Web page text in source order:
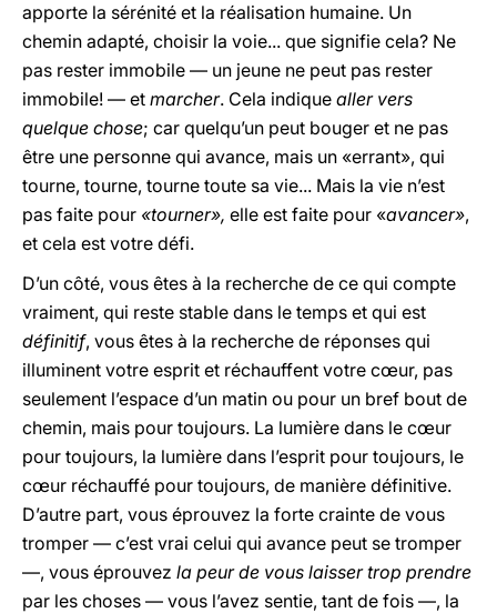
apporte la sérénité et la réalisation humaine. Un
chemin adapté, choisir la voie... que signifie cela? Ne
pas rester immobile — un jeune ne peut pas rester
immobile! — et marcher. Cela indique aller vers
quelque chose; car quelqu’un peut bouger et ne pas
être une personne qui avance, mais un «errant», qui
tourne, tourne, tourne toute sa vie... Mais la vie n’est
pas faite pour «tourner», elle est faite pour «avancer»,
et cela est votre défi.
D’un côté, vous êtes à la recherche de ce qui compte
vraiment, qui reste stable dans le temps et qui est
définitif, vous êtes à la recherche de réponses qui
illuminent votre esprit et réchauffent votre cœur, pas
seulement l’espace d’un matin ou pour un bref bout de
chemin, mais pour toujours. La lumière dans le cœur
pour toujours, la lumière dans l’esprit pour toujours, le
cœur réchauffé pour toujours, de manière définitive.
D’autre part, vous éprouvez la forte crainte de vous
tromper — c’est vrai celui qui avance peut se tromper
—, vous éprouvez la peur de vous laisser trop prendre
par les choses — vous l’avez sentie, tant de fois —, la